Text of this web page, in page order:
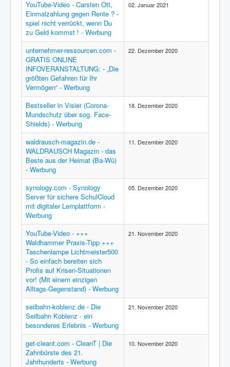
YouTube-Video - Carsten Ott,
Einmalzahlung gegen Rente ? -
spiel nicht verrückt, wenn Du
zu Geld kommst ! - Werbung
02. Januar 2021
unternehmer-ressourcen.com -
GRATIS ONLINE
INFOVERANSTALTUNG: - „Die
größten Gefahren für Ihr
Vermögen“ - Werbung
22. Dezember 2020
Bestseller in Visier (Corona-
Mundschutz über sog. Face-
Shields) - Werbung
18. Dezember 2020
waldrausch-magazin.de -
WALDRAUSCH Magazin - das
Beste aus der Heimat (Ba-Wü)
- Werbung
11. Dezember 2020
synology.com - Synology
Server für sichere SchulCloud
mit digitaler Lernplattform -
Werbung
05. Dezember 2020
YouTube-Video - +++
Waldhammer Praxis-Tipp +++
Taschenlampe Lichtmeister500
- So einfach bereiten sich
Profis auf Krisen-Situationen
vor! (Mit einem einzigen
Alltags-Gegenstand) - Werbung
21. November 2020
seilbahn-koblenz.de - Die
Seilbahn Koblenz - ein
besonderes Erlebnis - Werbung
21. November 2020
get-cleant.com - CleanT | Die
Zahnbürste des 21.
Jahrhunderts - Werbung
10. November 2020